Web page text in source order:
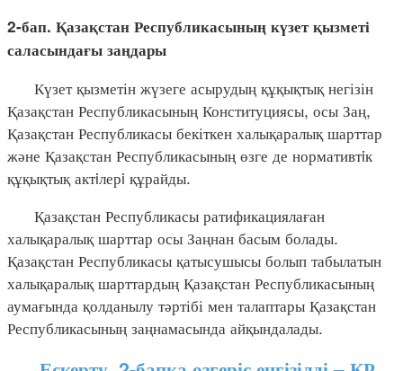
2-бап. Қазақстан Республикасының күзет қызметі
саласындағы заңдары
Күзет қызметін жүзеге асырудың құқықтық негізін
Қазақстан Республикасының Конституциясы, осы Заң,
Қазақстан Республикасы бекіткен халықаралық шарттар
және Қазақстан Республикасының өзге де нормативтiк
құқықтық актiлерi құрайды.
Қазақстан Республикасы ратификациялаған
халықаралық шарттар осы Заңнан басым болады.
Қазақстан Республикасы қатысушысы болып табылатын
халықаралық шарттардың Қазақстан Республикасының
аумағында қолданылу тәртібі мен талаптары Қазақстан
Республикасының заңнамасында айқындалады.